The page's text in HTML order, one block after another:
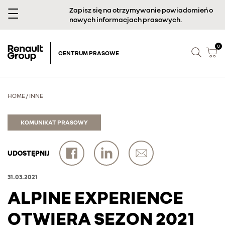
Zapisz się na otrzymywanie powiadomień o
nowych informacjach prasowych.
CENTRUM PRASOWE
0
HOME/ INNE
KOMUNIKAT PRASOWY
UDOSTĘPNIJ
31.03.2021
ALPINE EXPERIENCE
OTWIERA SEZON 2021